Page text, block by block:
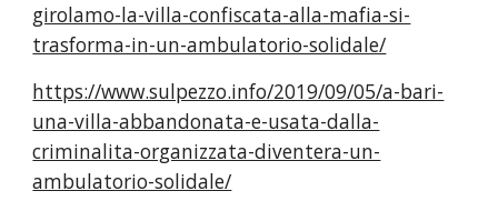
girolamo-la-villa-confiscata-alla-mafia-si-
trasforma-in-un-ambulatorio-solidale/
https://www.sulpezzo.info/2019/09/05/a-bari-
una-villa-abbandonata-e-usata-dalla-
criminalita-organizzata-diventera-un-
ambulatorio-solidale/